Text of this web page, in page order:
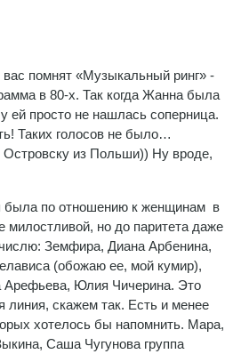
помнят «Музыкальный ринг» -
в 80-х. Так когда Жанна была
ей просто не нашлась соперница.
Таких голосов не было…
из Польши)) Ну вроде,
была по отношению к женщинам в
милостливой, но до паритета даже
Земфира, Диана Арбенина,
(обожаю ее, мой кумир),
Юлия Чичерина. Это
линия, скажем так. Есть и менее
хотелось бы напомнить. Мара,
Саша Чугунова группа